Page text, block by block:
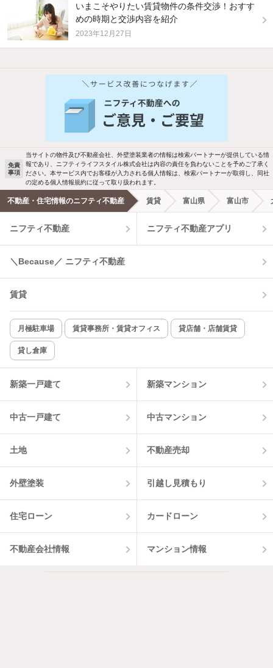
いまこそやりたい賃貸物件の条件交渉！おすす
めの時期と交渉内容を紹介
2023年12月27日
他の人はこんな条件で絞り込んでいます！
バス・トイレ別 2階以上
洗濯機置場あり 独立洗面台
エアコンあり 都市ガス
温水洗浄便座 オートロック
コンロ2口以上
新着のみ インターネット無料
該当件数:
物件一覧に反映
免責
事項
当サイトの物件及び不動産会社、外壁塗装業者の情報は検索パートナーが提供している情
報であり、ニフティライフスタイル株式会社は内容の責任を負わないことを予めご了承く
ださい。本サービス内でお客様が入力される個人情報は、検索パートナーが取得し、同社
の定める個人情報規約に従って取り扱われます。
不動産・住宅情報のニフティ不動産 賃貸 富山県 富山市
ニフティ不動産 ニフティ不動産アプリ
＼Because／ ニフティ不動産
賃貸
月極駐車場 賃貸事務所・賃貸オフィス 貸店舗・店舗賃貸
貸し倉庫
新築一戸建て 新築マンション
中古一戸建て 中古マンション
土地 不動産売却
外壁塗装 引越し見積もり
住宅ローン カードローン
不動産会社情報 マンション情報